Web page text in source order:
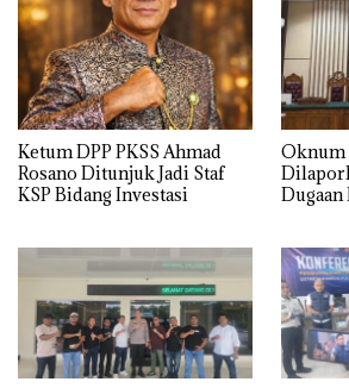
Ketum DPP PKSS Ahmad
Rosano Ditunjuk Jadi Staf
KSP Bidang Investasi
Oknum